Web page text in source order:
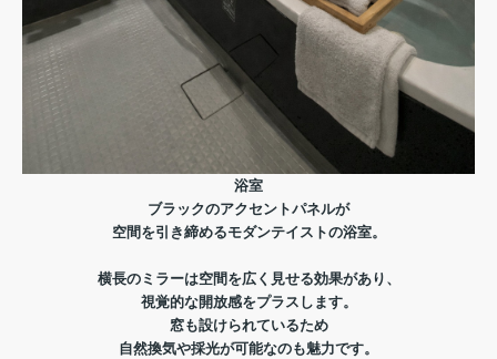
浴室
ブラックのアクセントパネルが
空間を引き締めるモダンテイストの浴室。
横長のミラーは空間を広く見せる効果があり、
視覚的な開放感をプラスします。
窓も設けられているため
自然換気や採光が可能なのも魅力です。